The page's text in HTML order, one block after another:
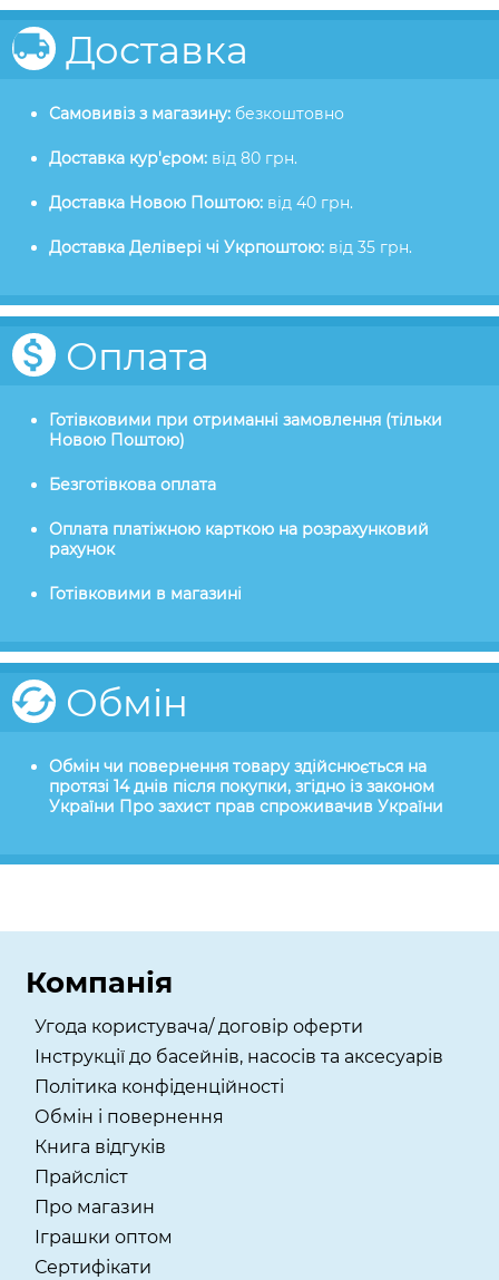
Доставка
Самовивіз з магазину: безкоштовно
Доставка кур'єром: від 80 грн.
Доставка Новою Поштою: від 40 грн.
Доставка Делівері чі Укрпоштою: від 35 грн.
Оплата
Готівковими при отриманні замовлення (тільки
Новою Поштою)
Безготівкова оплата
Оплата платіжною карткою на розрахунковий
рахунок
Готівковими в магазині
Обмін
Обмін чи повернення товару здійснюється на
протязі 14 днів після покупки, згідно із законом
України Про захист прав спроживачив України
Компанія
Угода користувача/ договір оферти
Інструкції до басейнів, насосів та аксесуарів
Політика конфіденційності
Обмін і повернення
Книга відгуків
Прайсліст
Про магазин
Іграшки оптом
Сертифікати